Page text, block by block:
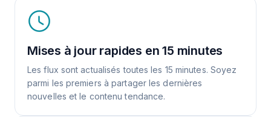
Mises à jour rapides en 15 minutes
Les flux sont actualisés toutes les 15 minutes. Soyez
parmi les premiers à partager les dernières
nouvelles et le contenu tendance.